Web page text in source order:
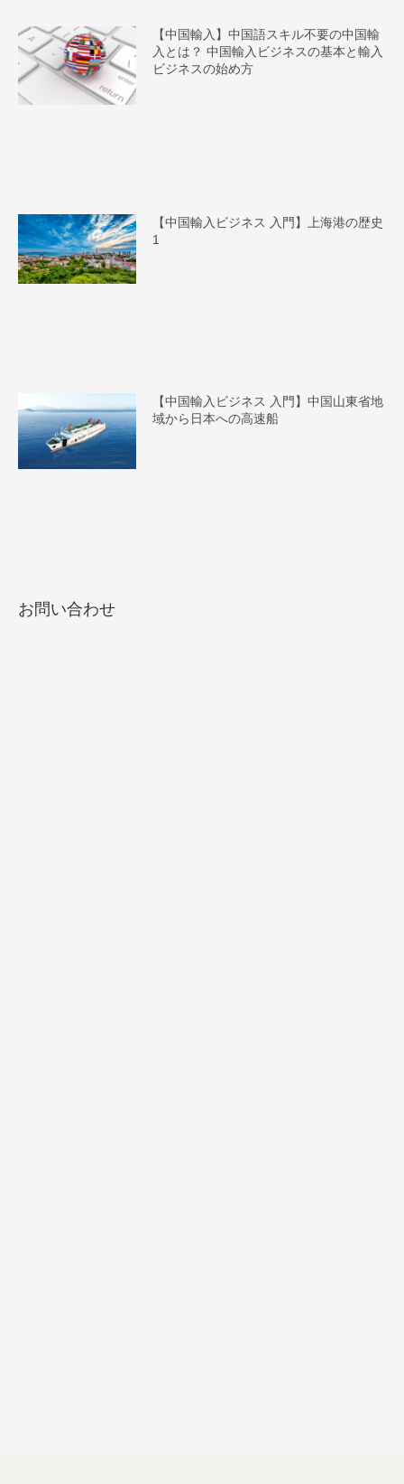
【中国輸入】中国語スキル不要の中国輸
入とは？ 中国輸入ビジネスの基本と輸入
ビジネスの始め方
【中国輸入ビジネス 入門】上海港の歴史
1
【中国輸入ビジネス 入門】中国山東省地
域から日本への高速船
お問い合わせ